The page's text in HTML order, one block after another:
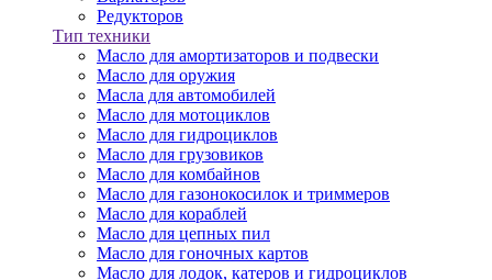
Редукторов
Тип техники
Масло для амортизаторов и подвески
Масло для оружия
Масла для автомобилей
Масло для мотоциклов
Масло для гидроциклов
Масло для грузовиков
Масло для комбайнов
Масло для газонокосилок и триммеров
Масло для кораблей
Масло для цепных пил
Масло для гоночных картов
Масло для лодок, катеров и гидроциклов